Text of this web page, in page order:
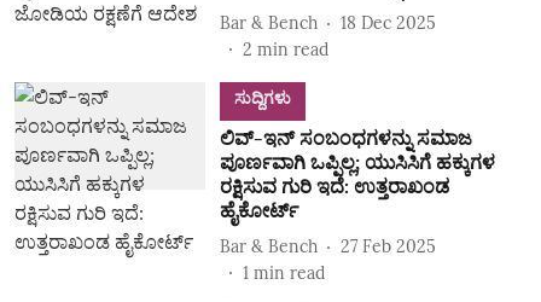
Bar & Bench
18 Dec 2025
2 min read
ಸುದ್ದಿಗಳು
ಲಿವ್-ಇನ್ ಸಂಬಂಧಗಳನ್ನು ಸಮಾಜ
ಪೂರ್ಣವಾಗಿ ಒಪ್ಪಿಲ್ಲ; ಯುಸಿಸಿಗೆ ಹಕ್ಕುಗಳ
ರಕ್ಷಿಸುವ ಗುರಿ ಇದೆ: ಉತ್ತರಾಖಂಡ
ಹೈಕೋರ್ಟ್
Bar & Bench
27 Feb 2025
1 min read